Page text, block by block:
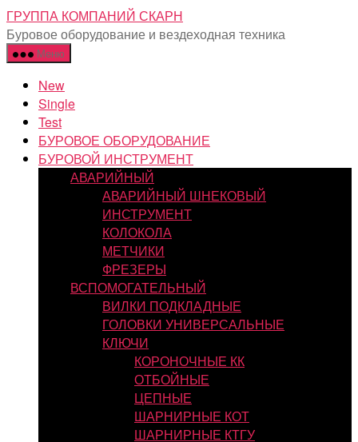
Перейти
к
содержимому
ГРУППА КОМПАНИЙ СКАРН
Буровое оборудование и вездеходная техника
Меню
New
Single
Test
БУРОВОЕ ОБОРУДОВАНИЕ
БУРОВОЙ ИНСТРУМЕНТ
АВАРИЙНЫЙ
АВАРИЙНЫЙ ШНЕКОВЫЙ
ИНСТРУМЕНТ
КОЛОКОЛА
МЕТЧИКИ
ФРЕЗЕРЫ
ВСПОМОГАТЕЛЬНЫЙ
ВИЛКИ ПОДКЛАДНЫЕ
ГОЛОВКИ УНИВЕРСАЛЬНЫЕ
КЛЮЧИ
КОРОНОЧНЫЕ КК
ОТБОЙНЫЕ
ЦЕПНЫЕ
ШАРНИРНЫЕ КОТ
ШАРНИРНЫЕ КТГУ